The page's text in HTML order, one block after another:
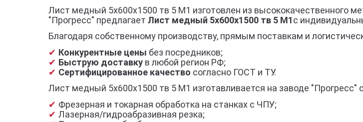
Лист медный 5х600х1500 тв 5 М1 изготовлен из высококачественного
"Прогресс" предлагает Лист медный 5х600х1500 тв 5 М1с
Благодаря собственному производству, прямым поставкам и
Конкурентные цены без посредников;
Быструю доставку в любой регион РФ;
Сертифицированное качество согласно ГОСТ и ТУ.
Лист медный 5х600х1500 тв 5 М1 изготавливается на заводе "Прогресс"
Фрезерная и токарная обработка на станках с ЧПУ;
Лазерная/гидроабразивная резка;